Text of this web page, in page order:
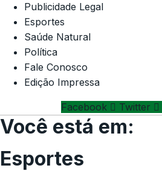
Publicidade Legal
Esportes
Saúde Natural
Política
Fale Conosco
Edição Impressa
Facebook Twitter
Você está em:
Esportes